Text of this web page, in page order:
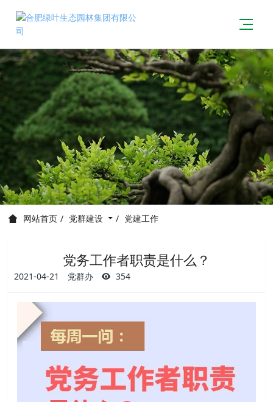
网站首页 党群建设 党建工作
党务工作者职责是什么？
2021-04-21 党群办 354